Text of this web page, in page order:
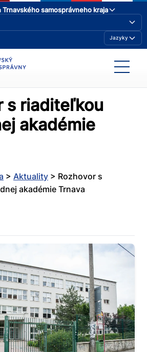
Trnavského samosprávneho kraja
Jazyky
s riaditeľkou
akadémie
> Aktuality > Rozhovor s
akadémie Trnava